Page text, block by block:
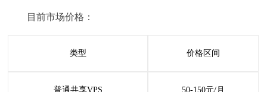
目前市场价格：
类型 价格区间
普通共享VPS 50-150元/月